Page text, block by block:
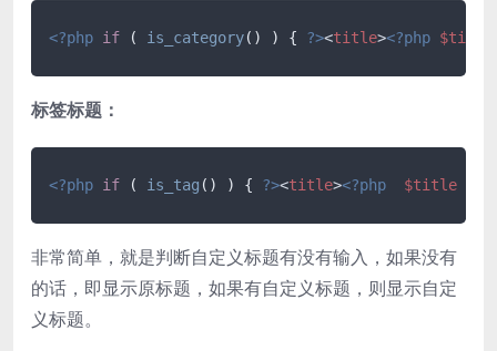
<?php if ( is_category() ) { ?><title><?php $title
标签标题：
<?php if ( is_tag () ) { ?><title><?php $title
非常简单，就是判断自定义标题有没有输入，如果没有
的话，即显示原标题，如果有自定义标题，则显示自定
义标题。